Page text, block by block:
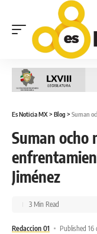
Es Noticia MX> Blog > Suman
Suman ocho
Jiménez
Redaccion 01 Published
3 Min Read